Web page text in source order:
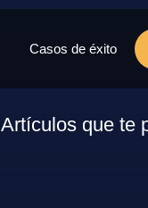
Casos de éxito
Artículos que te